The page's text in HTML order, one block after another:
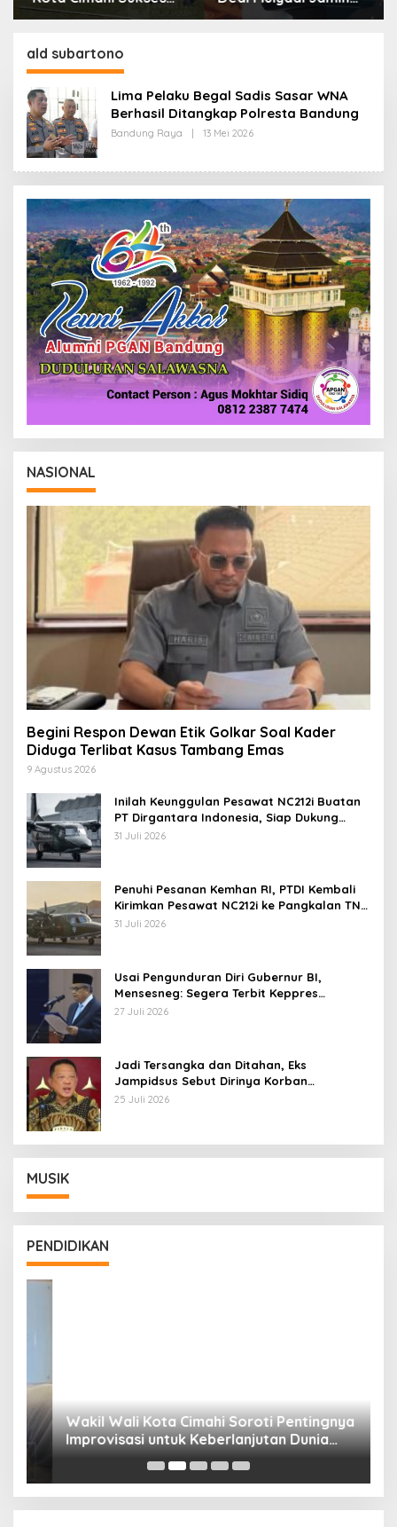
Gelar Piala Soeratin
Biaya RS Korban
ald subartono
Lima Pelaku Begal Sadis Sasar WNA
Berhasil Ditangkap Polresta Bandung
Bandung Raya 13 Mei 2026
H
R
K
S
NASIONAL
Begini Respon Dewan Etik Golkar Soal Kader
Diduga Terlibat Kasus Tambang Emas
9 Agustus 2026
Inilah Keunggulan Pesawat NC212i Buatan
PT Dirgantara Indonesia, Siap Dukung
Berbagai Operasi TNI
31 Juli 2026
Penuhi Pesanan Kemhan RI, PTDI Kembali
Kirimkan Pesawat NC212i ke Pangkalan TNI
AU
31 Juli 2026
Usai Pengunduran Diri Gubernur BI,
Mensesneg: Segera Terbit Keppres
Pemberhentian dengan Hormat
27 Juli 2026
Jadi Tersangka dan Ditahan, Eks
Jampidsus Sebut Dirinya Korban
Kriminalisasi
25 Juli 2026
MUSIK
PENDIDIKAN
Wakil Wali Kota Cimahi Soroti Pentingnya
Improvisasi untuk Keberlanjutan Dunia
Pendidikan